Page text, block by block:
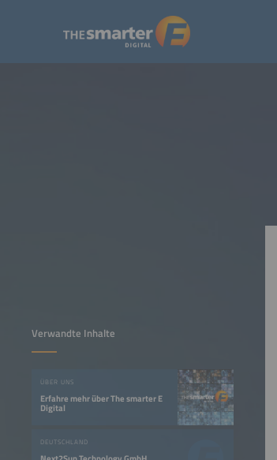
Verwandte Inhalte
ÜBER UNS
Erfahre mehr über The smarter E
Digital
DEUTSCHLAND